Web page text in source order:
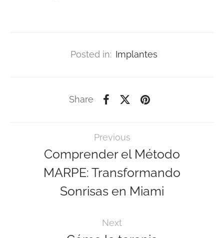
Posted in: Implantes
Share
Previous
Comprender el Método
MARPE: Transformando
Sonrisas en Miami
Next